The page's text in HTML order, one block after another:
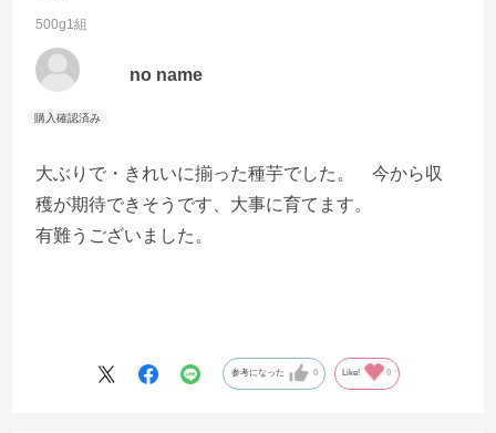
500g1組
no name
大ぶりで・きれいに揃った種芋でした。 今から収
穫が期待できそうです、大事に育てます。
有難うございました。
参考になった 0 Like! 0